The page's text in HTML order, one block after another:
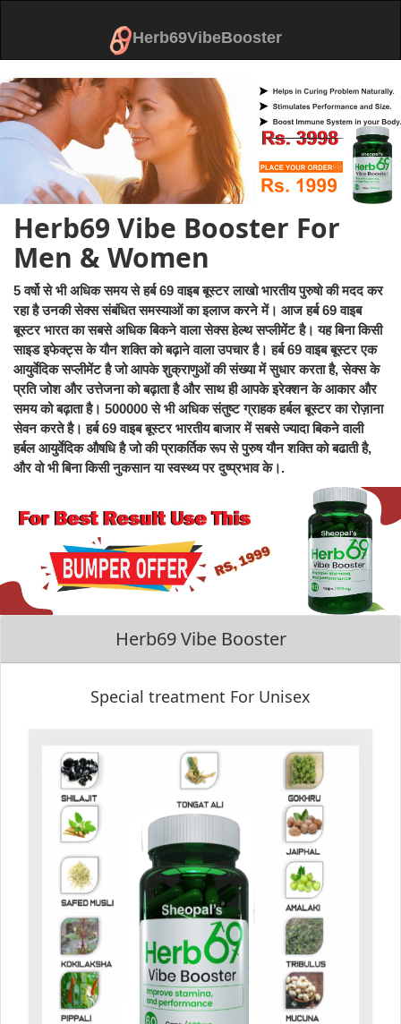
Herb69VibeBooster
Herb69 Vibe Booster For
Men & Women
5 वर्षो से भी अधिक समय से हर्ब 69 वाइब बूस्टर लाखो भारतीय पुरुषो की मदद कर
रहा है उनकी सेक्स संबंधित समस्याओं का इलाज करने में। आज हर्ब 69 वाइब
बूस्टर भारत का सबसे अधिक बिकने वाला सेक्स हेल्थ सप्लीमेंट है। यह बिना किसी
साइड इफेक्ट्स के यौन शक्ति को बढ़ाने वाला उपचार है। हर्ब 69 वाइब बूस्टर एक
आयुर्वेदिक सप्लीमेंट है जो आपके शुक्राणुओं की संख्या में सुधार करता है, सेक्स के
प्रति जोश और उत्तेजना को बढ़ाता है और साथ ही आपके इरेक्शन के आकार और
समय को बढ़ाता है। 500000 से भी अधिक संतुष्ट ग्राहक हर्बल बूस्टर का रोज़ाना
सेवन करते है। हर्ब 69 वाइब बूस्टर भारतीय बाजार में सबसे ज्यादा बिकने वाली
हर्बल आयुर्वेदिक औषधि है जो की प्राकर्तिक रूप से पुरुष यौन शक्ति को बढाती है,
और वो भी बिना किसी नुकसान या स्वस्थ्य पर दुष्प्रभाव के।.
Herb69 Vibe Booster
Special treatment For Unisex